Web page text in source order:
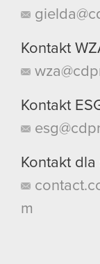
Kontakt
Kontakt
Kontakt dla
m